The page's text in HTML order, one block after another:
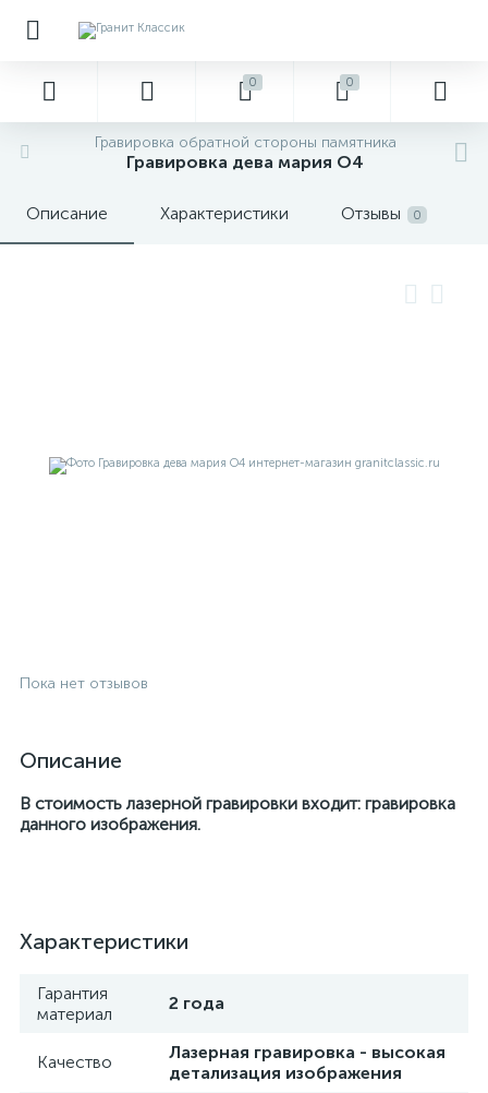
0 0
Гравировка обратной стороны памятника
Гравировка дева мария О4
Описание Характеристики Отзывы 0
Пока нет отзывов
Описание
В стоимость лазерной гравировки входит: гравировка
данного изображения.
Характеристики
Гарантия
материал
2 года
Качество
Лазерная гравировка - высокая
детализация изображения